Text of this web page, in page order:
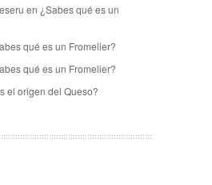
en ¿Sabes qué es un
qué es un Fromelier?
qué es un Fromelier?
el origen del Queso?